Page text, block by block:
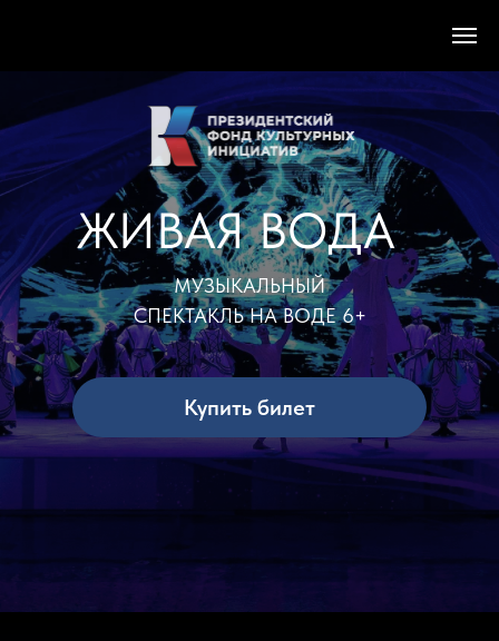
ЖИВАЯ ВОДА
МУЗЫКАЛЬНЫЙ
СПЕКТАКЛЬ НА ВОДЕ 6+
Купить билет